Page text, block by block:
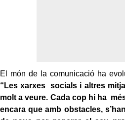
El món de la comunicació ha
“Les xarxes socials i altres
molt a veure. Cada cop hi ha
encara que amb obstacles,